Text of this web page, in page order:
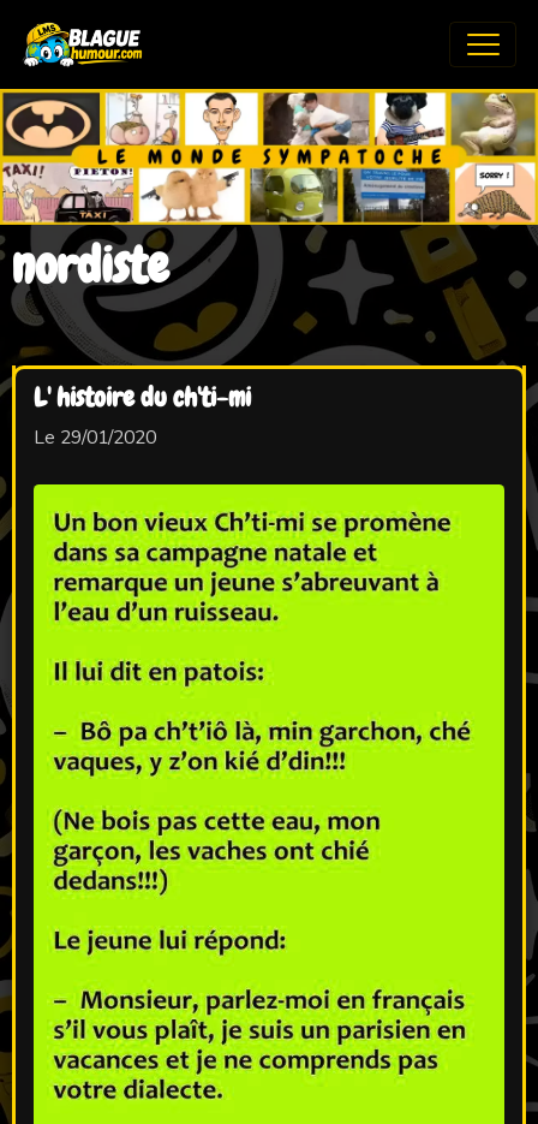
nordiste
L' histoire du ch'ti-mi
Le 29/01/2020